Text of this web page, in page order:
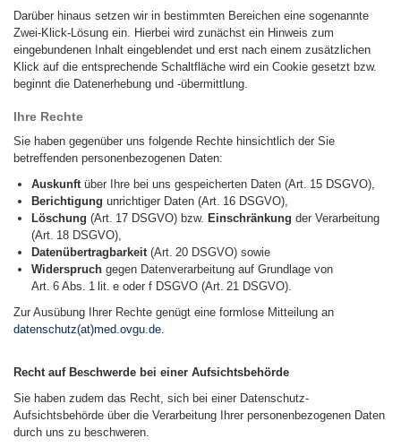
Darüber hinaus setzen wir in bestimmten Bereichen eine sogenannte
Zwei-Klick-Lösung ein. Hierbei wird zunächst ein Hinweis zum
eingebundenen Inhalt eingeblendet und erst nach einem zusätzlichen
Klick auf die entsprechende Schaltfläche wird ein Cookie gesetzt bzw.
beginnt die Datenerhebung und -übermittlung.
Ihre Rechte
Sie haben gegenüber uns folgende Rechte hinsichtlich der Sie
betreffenden personenbezogenen Daten:
Auskunftüber Ihre bei uns gespeicherten Daten (Art. 15 DSGVO),
Berichtigung unrichtiger Daten (Art. 16 DSGVO),
Löschung (Art. 17 DSGVO) bzw. Einschränkung der Verarbeitung
(Art. 18 DSGVO),
Datenübertragbarkeit(Art. 20 DSGVO) sowie
Widerspruch gegen Datenverarbeitung auf Grundlage von
Art. 6 Abs. 1 lit. e oder f DSGVO (Art. 21 DSGVO).
Zur Ausübung Ihrer Rechte genügt eine formlose Mitteilung an
datenschutz(at)med.ovgu.de.
Recht auf Beschwerde bei einer Aufsichtsbehörde
Sie haben zudem das Recht, sich bei einer Datenschutz-
Aufsichtsbehörde über die Verarbeitung Ihrer personenbezogenen Daten
durch uns zu beschweren.